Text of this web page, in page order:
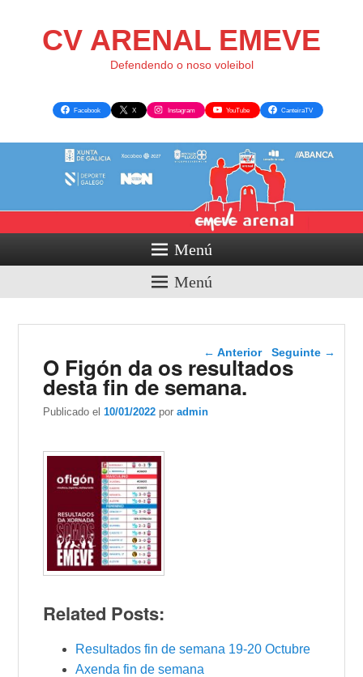
CV ARENAL EMEVE
Defendendo o noso voleibol
Facebook X Instagram YouTube CanteiraTV
Menú
Menú
Navegador de artigos
← Anterior Seguinte →
O Figón da os resultados
desta fin de semana.
Publicado el10/01/2022 poradmin
Related Posts:
Resultados fin de semana 19-20 Octubre
Axenda fin de semana